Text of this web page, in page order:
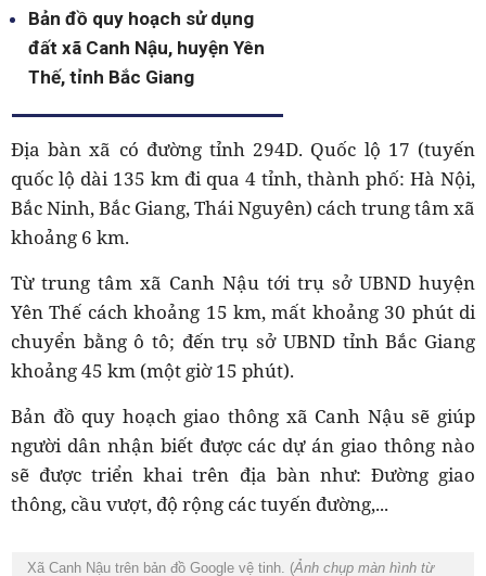
Bản đồ quy hoạch sử dụng
đất xã Canh Nậu, huyện Yên
Thế, tỉnh Bắc Giang
Địa bàn xã có đường tỉnh 294D. Quốc lộ 17 (tuyến
quốc lộ dài 135 km đi qua 4 tỉnh, thành phố: Hà Nội,
Bắc Ninh, Bắc Giang, Thái Nguyên) cách trung tâm xã
khoảng 6 km.
Từ trung tâm xã Canh Nậu tới trụ sở UBND huyện
Yên Thế cách khoảng 15 km, mất khoảng 30 phút di
chuyển bằng ô tô; đến trụ sở UBND tỉnh Bắc Giang
khoảng 45 km (một giờ 15 phút).
Bản đồ quy hoạch giao thông xã Canh Nậu sẽ giúp
người dân nhận biết được các dự án giao thông nào
sẽ được triển khai trên địa bàn như: Đường giao
thông, cầu vượt, độ rộng các tuyến đường,...
Xã Canh Nậu trên bản đồ Google vệ tinh. (Ảnh chụp màn hình từ